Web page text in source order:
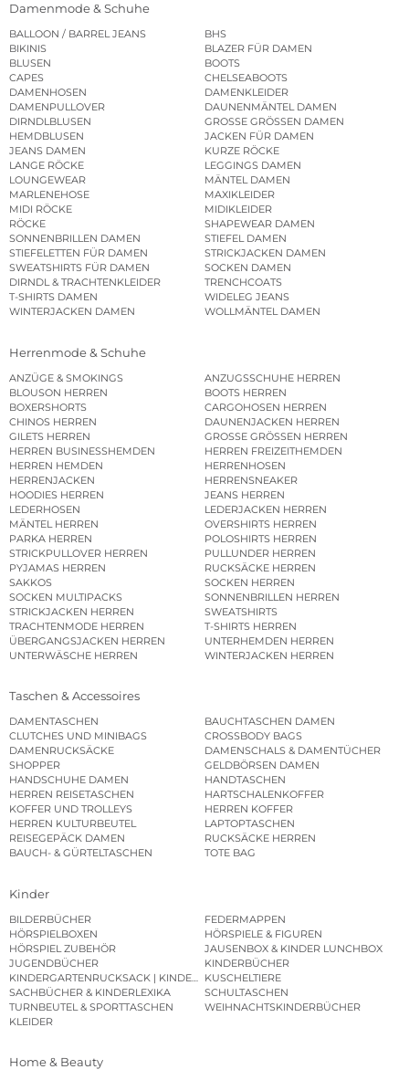
Damenmode & Schuhe
BALLOON / BARREL JEANS
BHS
BIKINIS
BLAZER FÜR DAMEN
BLUSEN
BOOTS
CAPES
CHELSEABOOTS
DAMENHOSEN
DAMENKLEIDER
DAMENPULLOVER
DAUNENMÄNTEL DAMEN
DIRNDLBLUSEN
GROSSE GRÖSSEN DAMEN
HEMDBLUSEN
JACKEN FÜR DAMEN
JEANS DAMEN
KURZE RÖCKE
LANGE RÖCKE
LEGGINGS DAMEN
LOUNGEWEAR
MÄNTEL DAMEN
MARLENEHOSE
MAXIKLEIDER
MIDI RÖCKE
MIDIKLEIDER
RÖCKE
SHAPEWEAR DAMEN
SONNENBRILLEN DAMEN
STIEFEL DAMEN
STIEFELETTEN FÜR DAMEN
STRICKJACKEN DAMEN
SWEATSHIRTS FÜR DAMEN
SOCKEN DAMEN
DIRNDL & TRACHTENKLEIDER
TRENCHCOATS
T-SHIRTS DAMEN
WIDELEG JEANS
WINTERJACKEN DAMEN
WOLLMÄNTEL DAMEN
Herrenmode & Schuhe
ANZÜGE & SMOKINGS
ANZUGSSCHUHE HERREN
BLOUSON HERREN
BOOTS HERREN
BOXERSHORTS
CARGOHOSEN HERREN
CHINOS HERREN
DAUNENJACKEN HERREN
GILETS HERREN
GROSSE GRÖSSEN HERREN
HERREN BUSINESSHEMDEN
HERREN FREIZEITHEMDEN
HERREN HEMDEN
HERRENHOSEN
HERRENJACKEN
HERRENSNEAKER
HOODIES HERREN
JEANS HERREN
LEDERHOSEN
LEDERJACKEN HERREN
MÄNTEL HERREN
OVERSHIRTS HERREN
PARKA HERREN
POLOSHIRTS HERREN
STRICKPULLOVER HERREN
PULLUNDER HERREN
PYJAMAS HERREN
RUCKSÄCKE HERREN
SAKKOS
SOCKEN HERREN
SOCKEN MULTIPACKS
SONNENBRILLEN HERREN
STRICKJACKEN HERREN
SWEATSHIRTS
TRACHTENMODE HERREN
T-SHIRTS HERREN
ÜBERGANGSJACKEN HERREN
UNTERHEMDEN HERREN
UNTERWÄSCHE HERREN
WINTERJACKEN HERREN
Taschen & Accessoires
DAMENTASCHEN
BAUCHTASCHEN DAMEN
CLUTCHES UND MINIBAGS
CROSSBODY BAGS
DAMENRUCKSÄCKE
DAMENSCHALS & DAMENTÜCHER
SHOPPER
GELDBÖRSEN DAMEN
HANDSCHUHE DAMEN
HANDTASCHEN
HERREN REISETASCHEN
HARTSCHALENKOFFER
KOFFER UND TROLLEYS
HERREN KOFFER
HERREN KULTURBEUTEL
LAPTOPTASCHEN
REISEGEPÄCK DAMEN
RUCKSÄCKE HERREN
BAUCH- & GÜRTELTASCHEN
TOTE BAG
Kinder
BILDERBÜCHER
FEDERMAPPEN
HÖRSPIELBOXEN
HÖRSPIELE & FIGUREN
HÖRSPIEL ZUBEHÖR
JAUSENBOX & KINDER LUNCHBOX
JUGENDBÜCHER
KINDERBÜCHER
KINDERGARTENRUCKSACK | KINDERGARTENBEUTEL
KUSCHELTIERE
SACHBÜCHER & KINDERLEXIKA
SCHULTASCHEN
TURNBEUTEL & SPORTTASCHEN
WEIHNACHTSKINDERBÜCHER
KLEIDER
Home & Beauty